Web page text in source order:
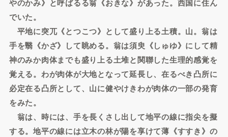
やのかみ》と呼ばるる翁《おきな》があった。西国に住ん
でいた。
平地に突兀《とつこつ》として盛り上る土積。山。翁は
手を翳《かざ》して眺める。翁は須臾《しゅゆ》にして精
神のみか肉体までも盛り上る土堆と関聯した生理的感覚を
覚える。わが肉体が大地となって延長し、在るべき凸所に
必定在る凸所として、山に健やけきわが肉体の一部の発育
をみた。
翁は、時には、手を長くさし出して地平の線に指尖を擬
する。地平の線には立木の林が陽を享けて薄《すすき》の